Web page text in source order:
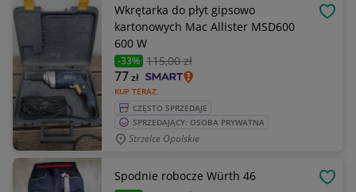
Wkrętarka do płyt gipsowo
kartonowych Mac Allister MSD600
600 W
-33% 115,00 zł
KUP TERAZ
77zł
CZĘSTO SPRZEDAJE
SPRZEDAJĄCY: OSOBA PRYWATNA
Strzelce Opolskie
Spodnie robocze Würth 46